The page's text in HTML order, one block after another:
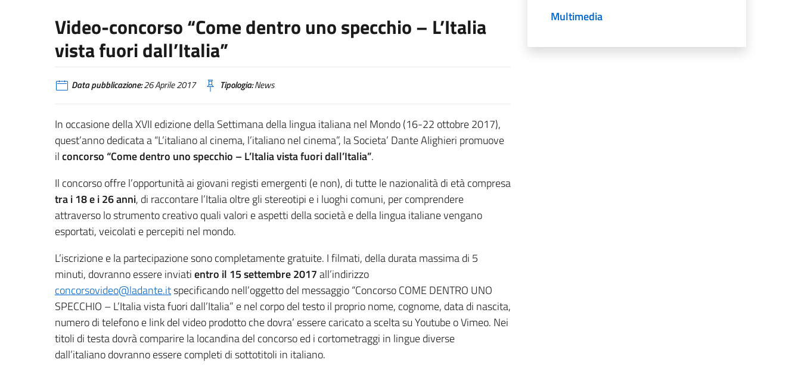
Video-concorso “Come dentro uno specchio – L’Italia
vista fuori dall’Italia”
Data pubblicazione:26 Aprile 2017 Tipologia:News
In occasione della XVII edizione della Settimana della lingua italiana nel Mondo (16-22 ottobre 2017),
quest’anno dedicata a “L’italiano al cinema, l’italiano nel cinema”, la Societa’ Dante Alighieri promuove
ilconcorso “Come dentro uno specchio – L’Italia vista fuori dall’Italia”.
Il concorso offre l’opportunità ai giovani registi emergenti (e non), di tutte le nazionalità di età compresa
tra i 18 e i 26 anni, di raccontare l’Italia oltre gli stereotipi e i luoghi comuni, per comprendere
attraverso lo strumento creativo quali valori e aspetti della società e della lingua italiane vengano
esportati, veicolati e percepiti nel mondo.
L’iscrizione e la partecipazione sono completamente gratuite. I filmati, della durata massima di 5
minuti, dovranno essere inviatientro il 15 settembre 2017all’indirizzo
concorsovideo@ladante.itspecificando nell’oggetto del messaggio “Concorso COME DENTRO UNO
SPECCHIO – L’Italia vista fuori dall’Italia” e nel corpo del testo il proprio nome, cognome, data di nascita,
numero di telefono e link del video prodotto che dovra’ essere caricato a scelta su Youtube o Vimeo. Nei
titoli di testa dovrà comparire la locandina del concorso ed i cortometraggi in lingue diverse
dall’italiano dovranno essere completi di sottotitoli in italiano.
Multimedia